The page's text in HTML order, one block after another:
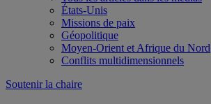
États-Unis
Missions de paix
Géopolitique
Moyen-Orient et Afrique du Nord
Conflits multidimensionnels
Soutenir la chaire